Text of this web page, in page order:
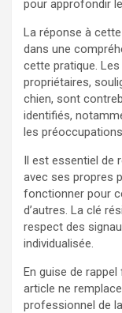
pour approfondir
La réponse à
dans une
cette pratique.
propriétaires,
chien, sont
identifiés,
les
Il est essentiel de
avec ses propres
fonctionner pour
d’autres. La clé
respect des
individualisée.
En guise de
article ne
professionnel de